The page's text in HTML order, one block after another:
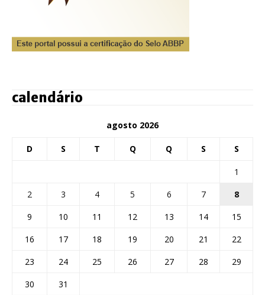
calendário
agosto 2026
D S T Q Q S S
1
2
3 4 5 6 7
8
9
10 11 12 13 14
15
16
17 18 19 20 21
22
23
24 25 26 27 28
29
30
31